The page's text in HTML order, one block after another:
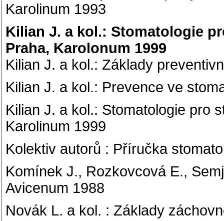
Karolinum 1993
Kilian J. a kol.: Stomatologie
Praha, Karolonum 1999
Kilian J. a kol.: Základy
Kilian J. a kol.: Prevence ve
Kilian J. a kol.: Stomatologie pro
Karolinum 1999
Kolektiv autorů : Příručka
Komínek J., Rozkovcová E.,
Avicenum 1988
Novák L. a kol. : Základy